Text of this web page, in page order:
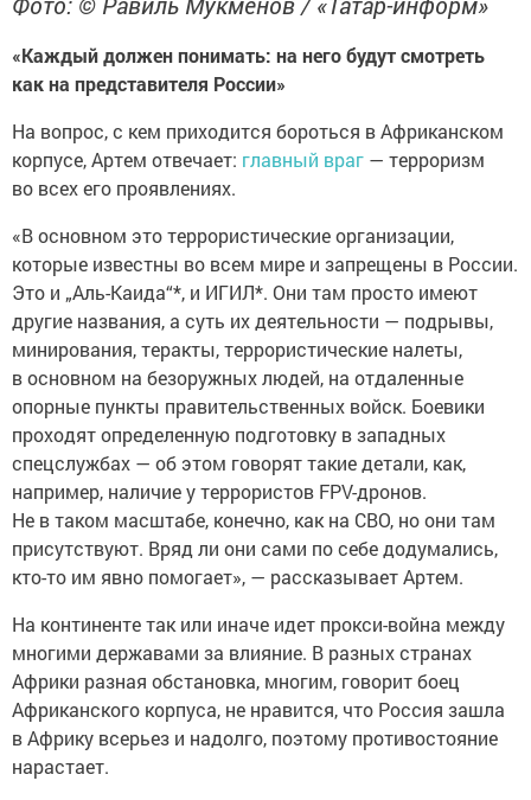
«Каждый должен понимать: на него будут смотреть
как на представителя России»
На вопрос, с кем приходится бороться в Африканском
корпусе, Артем отвечает: главный враг — терроризм
во всех его проявлениях.
«В основном это террористические организации,
которые известны во всем мире и запрещены в России.
Это и „Аль-Каида“*, и ИГИЛ*. Они там просто имеют
другие названия, а суть их деятельности — подрывы,
минирования, теракты, террористические налеты,
в основном на безоружных людей, на отдаленные
опорные пункты правительственных войск. Боевики
проходят определенную подготовку в западных
спецслужбах — об этом говорят такие детали, как,
например, наличие у террористов FPV-дронов.
Не в таком масштабе, конечно, как на СВО, но они там
присутствуют. Вряд ли они сами по себе додумались,
кто-то им явно помогает», — рассказывает Артем.
На континенте так или иначе идет прокси-война между
многими державами за влияние. В разных странах
Африки разная обстановка, многим, говорит боец
Африканского корпуса, не нравится, что Россия зашла
в Африку всерьез и надолго, поэтому противостояние
нарастает.